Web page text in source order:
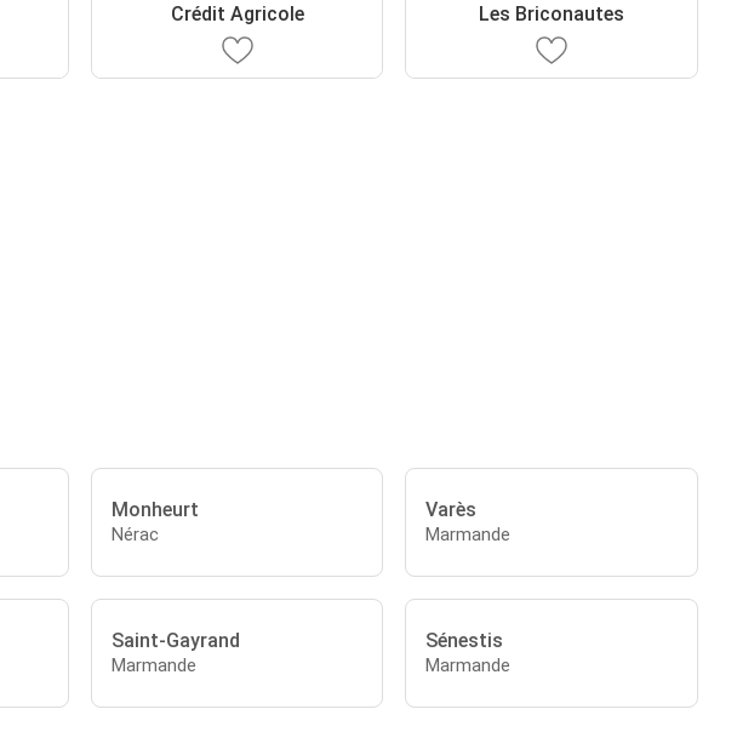
Crédit Agricole Les Briconautes
Monheurt
Nérac
Varès
Marmande
Saint-Gayrand
Marmande
Sénestis
Marmande